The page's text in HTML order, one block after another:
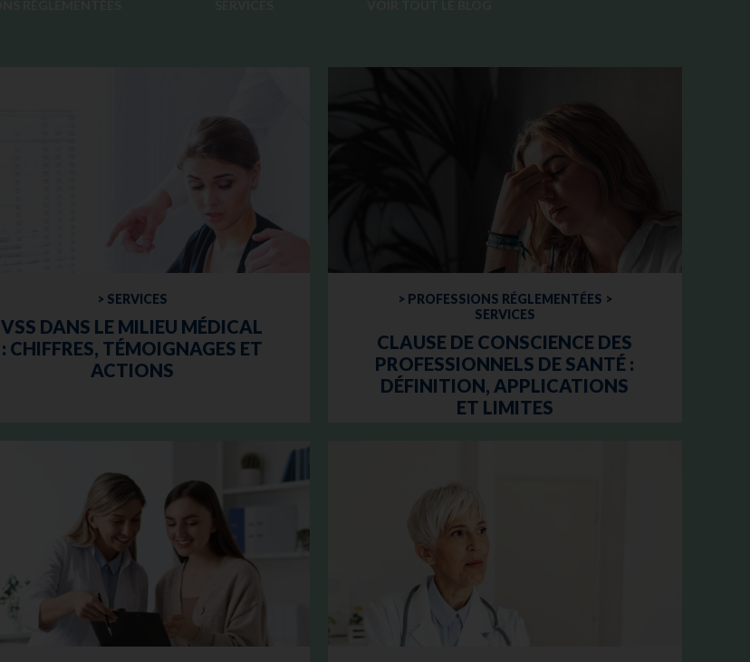
> SERVICES
VSS DANS LE MILIEU MÉDICAL
: CHIFFRES, TÉMOIGNAGES ET
ACTIONS
> PROFESSIONS RÉGLEMENTÉES >
SERVICES
CLAUSE DE CONSCIENCE DES
PROFESSIONNELS DE SANTÉ :
DÉFINITION, APPLICATIONS
ET LIMITES